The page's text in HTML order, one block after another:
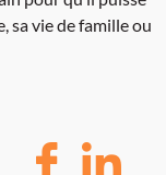
sa vie de famille ou